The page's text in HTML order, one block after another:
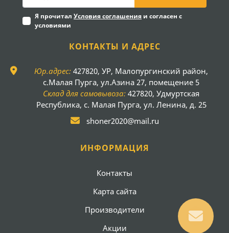
Я прочитал Условия соглашения и согласен с
условиями
КОНТАКТЫ И АДРЕС
Юр.адрес: 427820, УР, Малопургинский район,
с.Малая Пурга, ул.Азина 27, помещение 5
Склад для самовывоза: 427820, Удмуртская
Республика, с. Малая Пурга, ул. Ленина, д. 25
shoner2020@mail.ru
ИНФОРМАЦИЯ
Контакты
Карта сайта
Производители
Акции